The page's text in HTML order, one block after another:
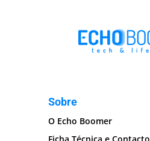
Sobre
O Echo Boomer